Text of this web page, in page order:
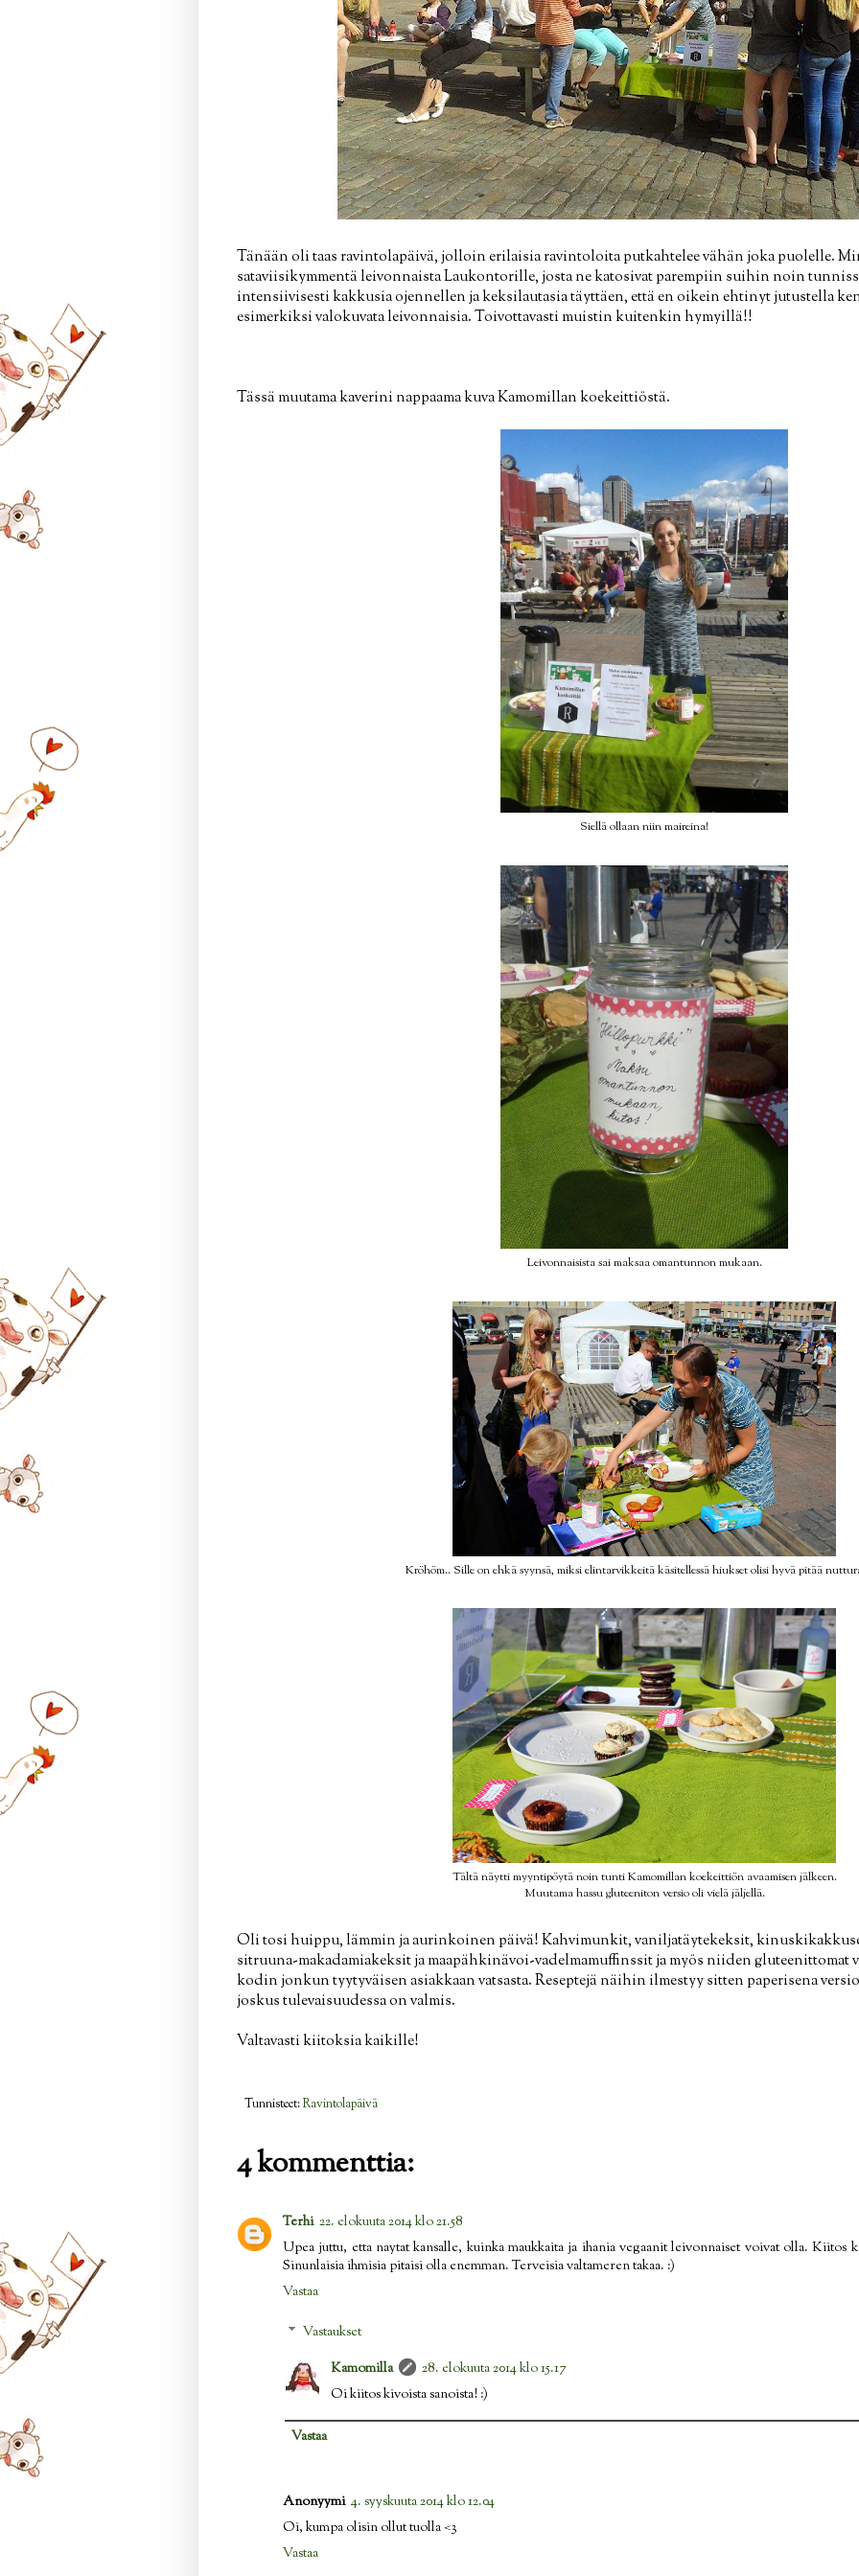
Tänään oli taas ravintolapäivä, jolloin erilaisia ravintoloita putkahtelee vähän joka puolelle.
sataviisikymmentä leivonnaista Laukontorille, josta ne katosivat parempiin suihin noin
intensiivisesti kakkusia ojennellen ja keksilautasia täyttäen, että en oikein ehtinyt jutustella
esimerkiksi valokuvata leivonnaisia. Toivottavasti muistin kuitenkin hymyillä!!
Tässä muutama kaverini nappaama kuva Kamomillan koekeittiöstä.
Siellä ollaan niin maireina!
Leivonnaisista sai maksaa omantunnon mukaan.
Kröhöm.. Sille on ehkä syynsä, miksi elintarvikkeitä käsitellessä hiukset olisi hyvä pitää
Tältä näytti myyntipöytä noin tunti Kamomillan koekeittiön avaamisen jälkeen.
Muutama hassu gluteeniton versio oli vielä jäljellä.
Oli tosi huippu, lämmin ja aurinkoinen päivä! Kahvimunkit, vaniljatäytekeksit,
sitruuna-makadamiakeksit ja maapähkinävoi-vadelmamuffinssit ja myös niiden gluteenittomat
kodin jonkun tyytyväisen asiakkaan vatsasta. Reseptejä näihin ilmestyy sitten paperisena
joskus tulevaisuudessa on valmis.
Valtavasti kiitoksia kaikille!
Tunnisteet:Ravintolapäivä
4 kommenttia:
Terhi 22. elokuuta 2014 klo 21.58
Upea juttu, etta naytat kansalle, kuinka maukkaita ja ihania vegaanit leivonnaiset voivat olla. Kiitos
Sinunlaisia ihmisia pitaisi olla enemman. Terveisia valtameren takaa. :)
Vastaa
Vastaukset
Kamomilla
28. elokuuta 2014 klo 15.17
Oi kiitos kivoista sanoista! :)
Vastaa
Anonyymi 4. syyskuuta 2014 klo 12.04
Oi, kumpa olisin ollut tuolla <3
Vastaa